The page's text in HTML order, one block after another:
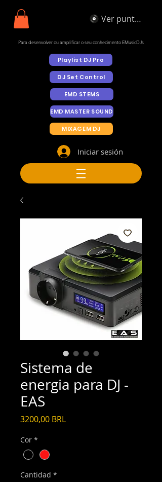
Ver puntos
Para desenvolver ou amplificar o seu conhecimento EMusicDJs
Playlist DJ Pro
DJ Set Control
EMD STEMS
EMD MASTER SOUND
MIXAGEM DJ
Iniciar sesión
Sistema de
energia para DJ -
EAS
3200,00 BRLPrecio
Cor *
Cantidad *